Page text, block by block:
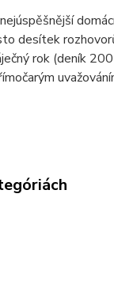
desítek
rok (deník